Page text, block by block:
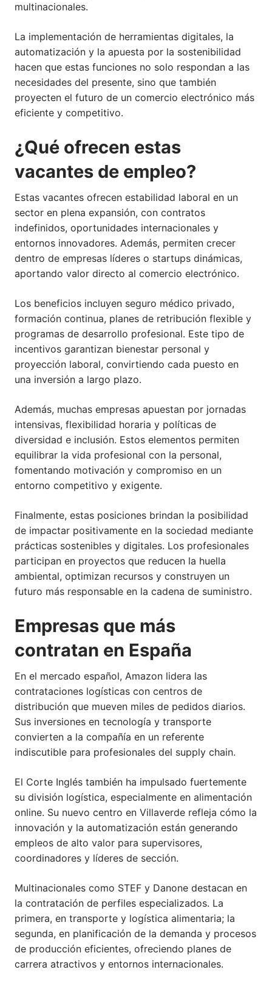
multinacionales.
La implementación de herramientas digitales, la
automatización y la apuesta por la sostenibilidad
hacen que estas funciones no solo respondan a las
necesidades del presente, sino que también
proyecten el futuro de un comercio electrónico más
eficiente y competitivo.
¿Qué ofrecen estas
vacantes de empleo?
Estas vacantes ofrecen estabilidad laboral en un
sector en plena expansión, con contratos
indefinidos, oportunidades internacionales y
entornos innovadores. Además, permiten crecer
dentro de empresas líderes o startups dinámicas,
aportando valor directo al comercio electrónico.
Los beneficios incluyen seguro médico privado,
formación continua, planes de retribución flexible y
programas de desarrollo profesional. Este tipo de
incentivos garantizan bienestar personal y
proyección laboral, convirtiendo cada puesto en
una inversión a largo plazo.
Además, muchas empresas apuestan por jornadas
intensivas, flexibilidad horaria y políticas de
diversidad e inclusión. Estos elementos permiten
equilibrar la vida profesional con la personal,
fomentando motivación y compromiso en un
entorno competitivo y exigente.
Finalmente, estas posiciones brindan la posibilidad
de impactar positivamente en la sociedad mediante
prácticas sostenibles y digitales. Los profesionales
participan en proyectos que reducen la huella
ambiental, optimizan recursos y construyen un
futuro más responsable en la cadena de suministro.
Empresas que más
contratan en España
En el mercado español, Amazon lidera las
contrataciones logísticas con centros de
distribución que mueven miles de pedidos diarios.
Sus inversiones en tecnología y transporte
convierten a la compañía en un referente
indiscutible para profesionales del supply chain.
El Corte Inglés también ha impulsado fuertemente
su división logística, especialmente en alimentación
online. Su nuevo centro en Villaverde refleja cómo la
innovación y la automatización están generando
empleos de alto valor para supervisores,
coordinadores y líderes de sección.
Multinacionales como STEF y Danone destacan en
la contratación de perfiles especializados. La
primera, en transporte y logística alimentaria; la
segunda, en planificación de la demanda y procesos
de producción eficientes, ofreciendo planes de
carrera atractivos y entornos internacionales.